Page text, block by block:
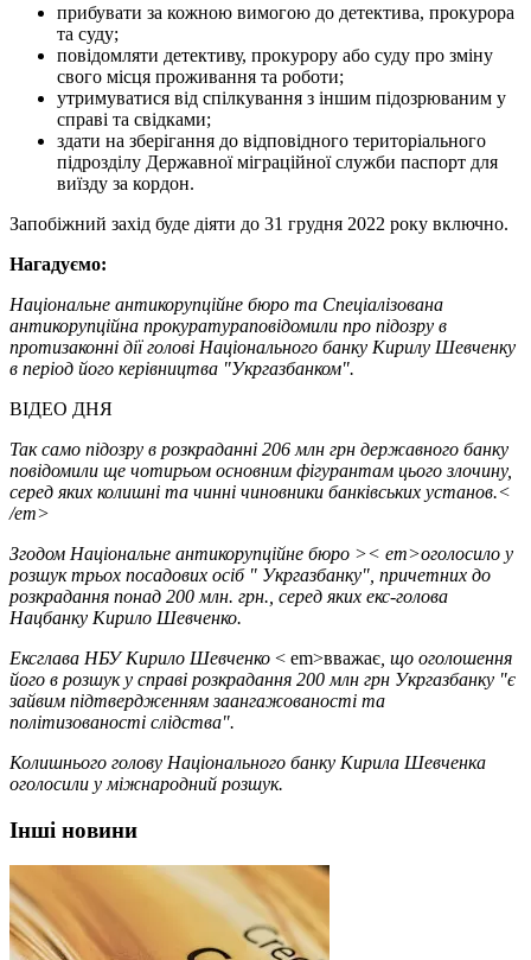
прибувати за кожною вимогою до детектива, прокурора
та суду;
повідомляти детективу, прокурору або суду про зміну
свого місця проживання та роботи;
утримуватися від спілкування з іншим підозрюваним у
справі та свідками;
здати на зберігання до відповідного територіального
підрозділу Державної міграційної служби паспорт для
виїзду за кордон.
Запобіжний захід буде діяти до 31 грудня 2022 року включно.
Нагадуємо:
Національне антикорупційне бюро та Спеціалізована
антикорупційна прокуратураповідомили про підозру в
протизаконні дії голові Національного банку Кирилу Шевченку
в період його керівництва "Укргазбанком".
ВІДЕО ДНЯ
Так само підозру в розкраданні 206 млн грн державного банку
повідомили ще чотирьом основним фігурантам цього злочину,
серед яких колишні та чинні чиновники банківських установ.<
/em>
Згодом Національне антикорупційне бюро >< em>оголосило у
розшуктрьох посадових осіб " Укргазбанку", причетних до
розкрадання понад 200 млн. грн., серед яких екс-голова
Нацбанку Кирило Шевченко.
Ексглава НБУ Кирило Шевченко < em>вважає , що оголошення
його в розшук у справі розкрадання 200 млн грн Укргазбанку "є
зайвим підтвердженням заангажованості та
політизованості слідства".
Колишнього голову Національного банку Кирила Шевченка
оголосили у міжнародний розшук.
Інші новини